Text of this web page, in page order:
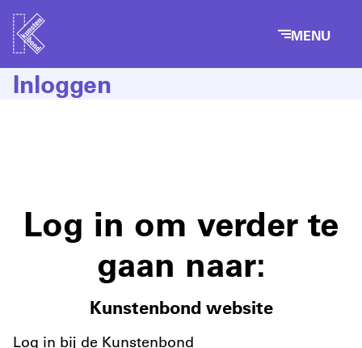
MENU
Inloggen
Log in om verder te
gaan naar:
Kunstenbond website
Log in bij de Kunstenbond